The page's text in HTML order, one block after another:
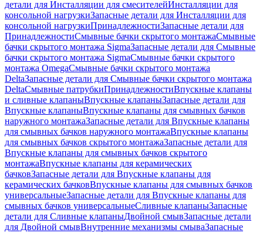
детали для Инсталляции для смесителейИнсталляции для
консольной нагрузкиЗапасные детали для Инсталляции для
консольной нагрузкиПринадлежностиЗапасные детали для
ПринадлежностиСмывные бачки скрытого монтажаСмывные
бачки скрытого монтажа SigmaЗапасные детали для Смывные
бачки скрытого монтажа SigmaСмывные бачки скрытого
монтажа OmegaСмывные бачки скрытого монтажа
DeltaЗапасные детали для Смывные бачки скрытого монтажа
DeltaСмывные патрубкиПринадлежностиВпускные клапаны
и сливные клапаныВпускные клапаныЗапасные детали для
Впускные клапаныВпускные клапаны для смывных бачков
наружного монтажаЗапасные детали для Впускные клапаны
для смывных бачков наружного монтажаВпускные клапаны
для смывных бачков скрытого монтажаЗапасные детали для
Впускные клапаны для смывных бачков скрытого
монтажаВпускные клапаны для керамических
бачковЗапасные детали для Впускные клапаны для
керамических бачковВпускные клапаны для смывных бачков
универсальныеЗапасные детали для Впускные клапаны для
смывных бачков универсальныеСливные клапаныЗапасные
детали для Сливные клапаныДвойной смывЗапасные детали
для Двойной смывВнутренние механизмы смываЗапасные